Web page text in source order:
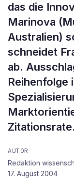
das die
Marinova
Australien)
schneidet
ab.
Reihenfolge
Zitationsrate.
AUTOR
Redaktion
17. August 2004